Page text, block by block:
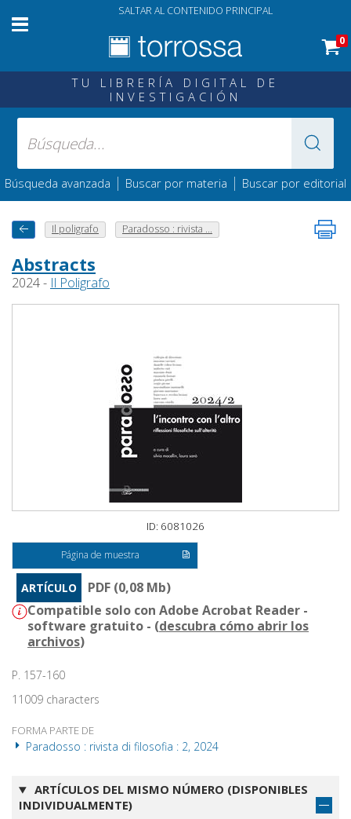
SALTAR AL CONTENIDO PRINCIPAL
0
TU LIBRERÍA DIGITAL DE
INVESTIGACIÓN
Búsqueda avanzada | Buscar por materia | Buscar por editorial
Il poligrafo Paradosso : rivista ...
Abstracts
2024 - Il Poligrafo
ID: 6081026
Página de muestra
ARTÍCULO
PDF (0,08 Mb)
Compatible solo con Adobe Acrobat Reader -
software gratuito - (descubra cómo abrir los
archivos)
P. 157-160
11009 characters
FORMA PARTE DE
Paradosso : rivista di filosofia : 2, 2024
ARTÍCULOS DEL MISMO NÚMERO (DISPONIBLES
INDIVIDUALMENTE)